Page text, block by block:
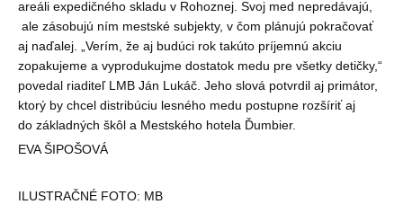
areáli expedičného skladu v Rohoznej. Svoj med nepredávajú,
ale zásobujú ním mestské subjekty, v čom plánujú pokračovať
aj naďalej. „Verím, že aj budúci rok takúto príjemnú akciu
zopakujeme a vyprodukujme dostatok medu pre všetky detičky,“
povedal riaditeľ LMB Ján Lukáč. Jeho slová potvrdil aj primátor,
ktorý by chcel distribúciu lesného medu postupne rozšíriť aj
do základných škôl a Mestského hotela Ďumbier.
EVA ŠIPOŠOVÁ
ILUSTRAČNÉ FOTO: MB